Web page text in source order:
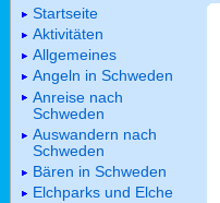
Startseite
Aktivitäten
Allgemeines
Angeln in Schweden
Anreise nach
Schweden
Auswandern nach
Schweden
Bären in Schweden
Elchparks und Elche